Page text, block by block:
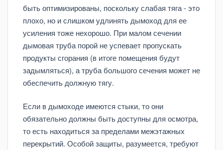
быть оптимизированы, поскольку слабая тяга - это
плохо, но и слишком удлинять дымоход для ее
усиления тоже нехорошо. При малом сечении
дымовая труба порой не успевает пропускать
продукты сгорания (в итоге помещения будут
задымляться), а труба большого сечения может не
обеспечить должную тягу.
Если в дымоходе имеются стыки, то они
обязательно должны быть доступны для осмотра,
то есть находиться за пределами межэтажных
перекрытий. Особой защиты, разумеется, требуют